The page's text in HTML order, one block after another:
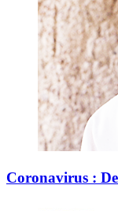
Coronavirus :